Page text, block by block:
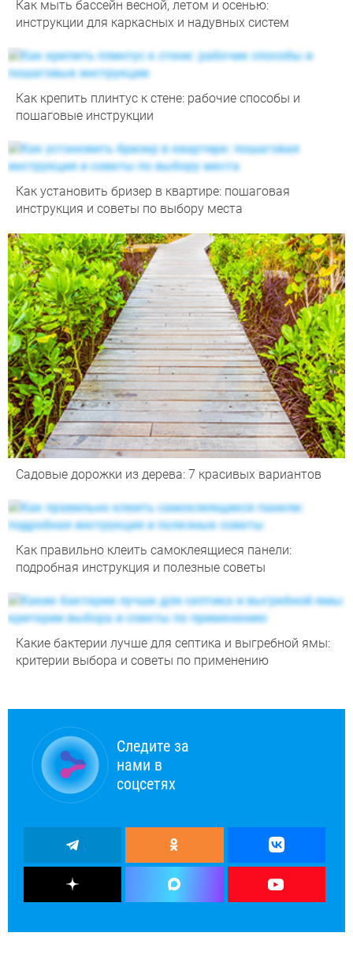
Как мыть бассейн весной, летом и осенью:
инструкции для каркасных и надувных систем
Как крепить плинтус к стене: рабочие способы и
пошаговые инструкции
Как установить бризер в квартире: пошаговая
инструкция и советы по выбору места
Садовые дорожки из дерева: 7 красивых вариантов
Как правильно клеить самоклеящиеся панели:
подробная инструкция и полезные советы
Какие бактерии лучше для септика и выгребной ямы:
критерии выбора и советы по применению
Следите за
нами в
соцсетях